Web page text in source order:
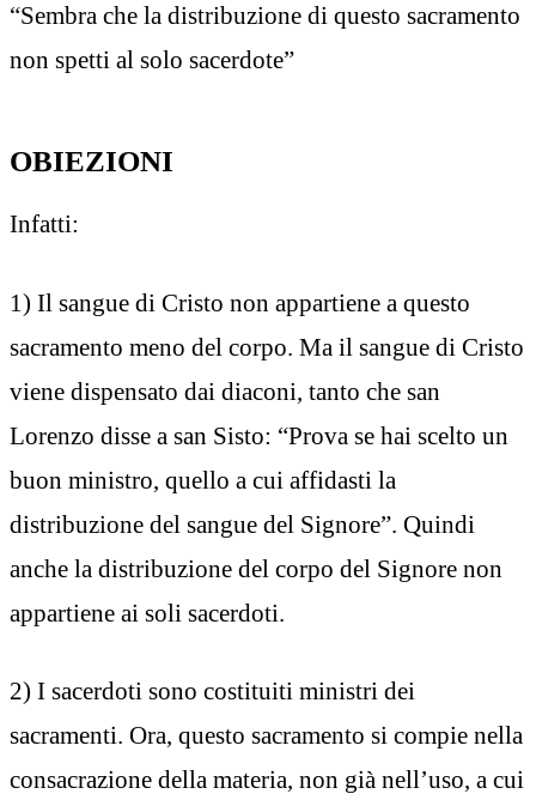
“Sembra che la distribuzione di questo sacramento
non spetti al solo sacerdote”
OBIEZIONI
Infatti:
1) Il sangue di Cristo non appartiene a questo
sacramento meno del corpo. Ma il sangue di Cristo
viene dispensato dai diaconi, tanto che san
Lorenzo disse a san Sisto: “Prova se hai scelto un
buon ministro, quello a cui affidasti la
distribuzione del sangue del Signore”. Quindi
anche la distribuzione del corpo del Signore non
appartiene ai soli sacerdoti.
2) I sacerdoti sono costituiti ministri dei
sacramenti. Ora, questo sacramento si compie nella
consacrazione della materia, non già nell’uso, a cui